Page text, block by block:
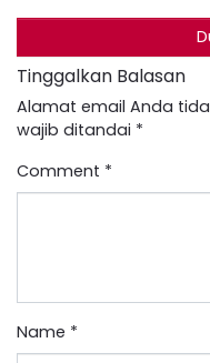
Tinggalkan Balasan
Alamat email Anda
wajib ditandai *
Comment *
Name *